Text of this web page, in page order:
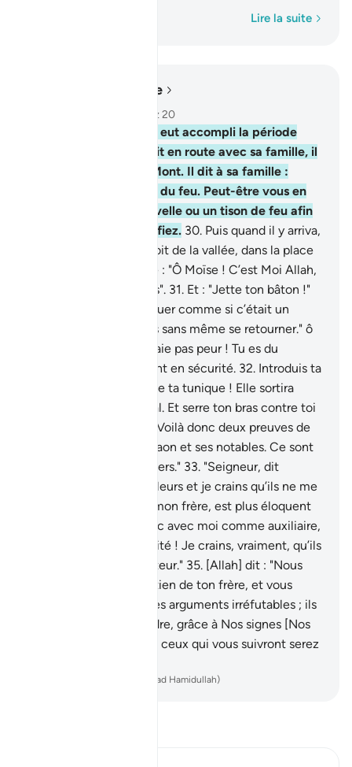
Lire la suite
Lire dans le contexte
Chapitre 28, Page 389, Juz 20
Puis, lorsque Moïse eut accompli la période
convenue et qu’il se mit en route avec sa famille, il
vit un feu du côté du Mont. Il dit à sa famille :
"Demeurez ici ! J’ai vu du feu. Peut-être vous en
apporterai-je une nouvelle ou un tison de feu afin
que vous vous réchauffiez. 30. Puis quand il y arriva,
on l’appela, du flanc droit de la vallée, dans la place
bénie, à partir de l’arbre : "Ô Moïse ! C’est Moi Allah,
le Seigneur de l’Univers". 31. Et : "Jette ton bâton !"
Puis, quand il le vit remuer comme si c’était un
serpent, il tourna le dos sans même se retourner." ô
Moïse ! Approche et n’aie pas peur ! Tu es du
nombre de ceux qui sont en sécurité. 32. Introduis ta
main dans l’ouverture de ta tunique ! Elle sortira
blanche sans aucun mal. Et serre ton bras contre toi
pour ne pas avoir peur. Voilà donc deux preuves de
ton Seigneur pour Pharaon et ses notables. Ce sont
vraiment des gens pervers." 33. "Seigneur, dit
[Moïse], j’ai tué un des leurs et je crains qu’ils ne me
Mais Aaron, mon frère, est plus éloquent
que moi. Envoie-le donc avec moi comme auxiliaire,
pour déclarer ma véracité ! Je crains, vraiment, qu’ils
ne me traitent de menteur." 35. [Allah] dit : "Nous
allons t'apporter le soutien de ton frère, et vous
donner, à vous deux, des arguments irréfutables ; ils
ne sauront vous atteindre, grâce à Nos signes [Nos
miracles]. Vous deux et ceux qui vous suivront serez
French Translation(Muhammad Hamidullah)